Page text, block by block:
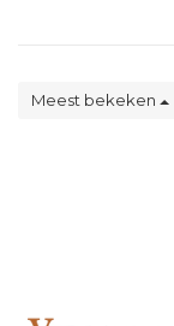
Meest bekeken